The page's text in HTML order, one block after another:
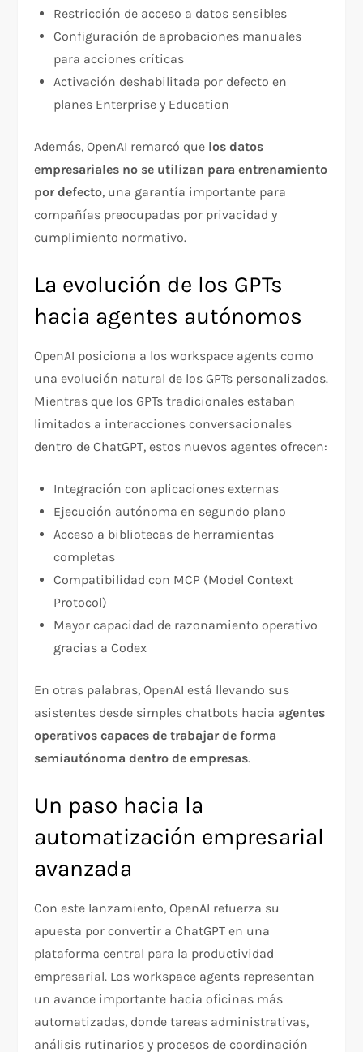
Restricción de acceso a datos sensibles
Configuración de aprobaciones manuales
para acciones críticas
Activación deshabilitada por defecto en
planes Enterprise y Education
Además, OpenAI remarcó que los datos
empresariales no se utilizan para entrenamiento
por defecto, una garantía importante para
compañías preocupadas por privacidad y
cumplimiento normativo.
La evolución de los GPTs
hacia agentes autónomos
OpenAI posiciona a los workspace agents como
una evolución natural de los GPTs personalizados.
Mientras que los GPTs tradicionales estaban
limitados a interacciones conversacionales
dentro de ChatGPT, estos nuevos agentes ofrecen:
Integración con aplicaciones externas
Ejecución autónoma en segundo plano
Acceso a bibliotecas de herramientas
completas
Compatibilidad con MCP (Model Context
Protocol)
Mayor capacidad de razonamiento operativo
gracias a Codex
En otras palabras, OpenAI está llevando sus
asistentes desde simples chatbots hacia agentes
operativos capaces de trabajar de forma
semiautónoma dentro de empresas.
Un paso hacia la
automatización empresarial
avanzada
Con este lanzamiento, OpenAI refuerza su
apuesta por convertir a ChatGPT en una
plataforma central para la productividad
empresarial. Los workspace agents representan
un avance importante hacia oficinas más
automatizadas, donde tareas administrativas,
análisis rutinarios y procesos de coordinación